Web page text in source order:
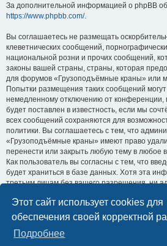
Этот сайт использует cookies для
обеспечения своей корректной
Подробнее
За дополнительной информацией о phpBB
https://www.phpbb.com/.
Вы соглашаетесь не размещать
клеветнических сообщений,
национальной розни и прочих сообщений,
законы вашей страны, страны, которая
для форумов «Грузоподъёмные краны» или
Попытки размещения таких сообщений
немедленному отключению от конференции,
будет поставлен в известность, если мы
всех сообщений сохраняются для
политики. Вы соглашаетесь с тем, что
«Грузоподъёмные краны» имеют право
перенести или закрыть любую тему в любое
Как пользователь вы согласны с тем, что
будет храниться в базе данных. Хотя эта
третьим лицам без вашего разрешения, ни
«Грузоподъёмные краны», ни phpBB Limited
за действия хакеров, которые могут
доступу к ней.